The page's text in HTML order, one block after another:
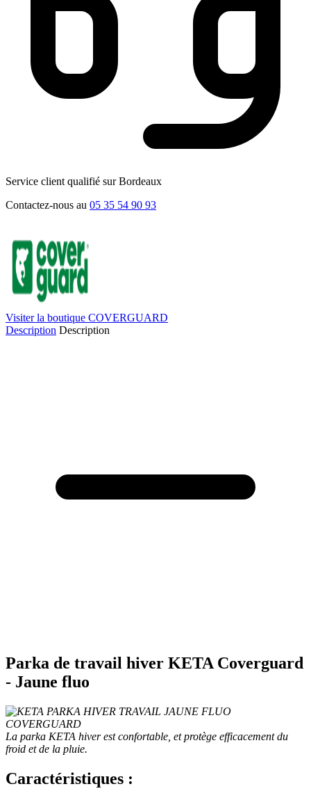
Service client qualifié sur Bordeaux
Contactez-nous au 05 35 54 90 93
Visiter la boutique COVERGUARD
Description Description
Parka de travail hiver KETA Coverguard
- Jaune fluo
La parka KETA hiver est confortable, et protège efficacement du
froid et de la pluie.
Caractéristiques :